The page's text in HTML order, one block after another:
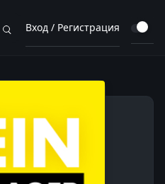
Вход / Регистрация